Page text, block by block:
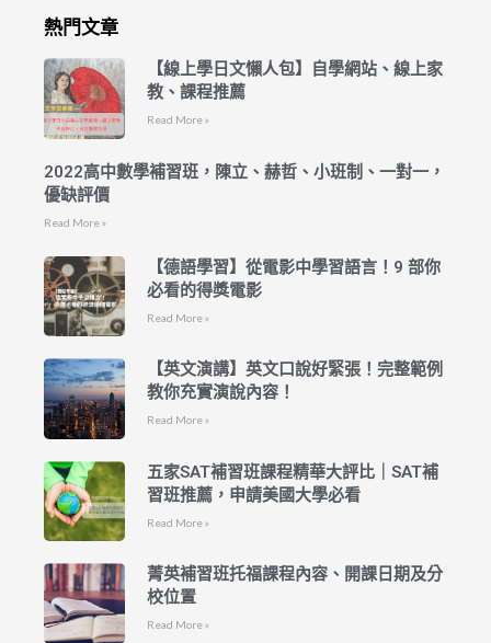
熱門文章
【線上學日文懶人包】自學網站、線上家
教、課程推薦
Read More »
2022高中數學補習班，陳立、赫哲、小班制、一對一，
優缺評價
Read More »
【德語學習】從電影中學習語言！9 部你
必看的得獎電影
Read More »
【英文演講】英文口說好緊張！完整範例
教你充實演說內容！
Read More »
五家SAT補習班課程精華大評比｜SAT補
習班推薦，申請美國大學必看
Read More »
菁英補習班托福課程內容、開課日期及分
校位置
Read More »